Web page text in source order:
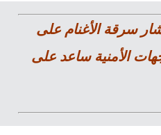
سرقة الأغنام على
الأمنية ساعد على